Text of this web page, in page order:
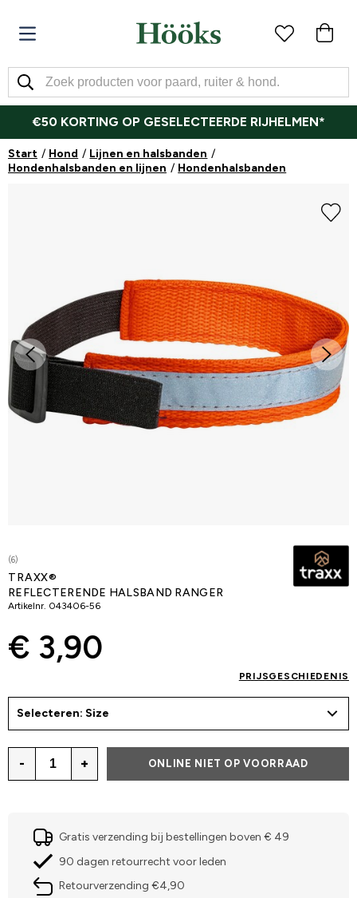
€50 KORTING OP GESELECTEERDE RIJHELMEN*
Start Hond
Lijnen en halsbanden
Hondenhalsbanden en lijnen
Hondenhalsbanden
(6)
TRAXX®
REFLECTERENDE HALSBAND RANGER
Artikelnr. 043406-56
€ 3,90
PRIJSGESCHIEDENIS
Selecteren: Size
- + ONLINE NIET OP VOORRAAD
Gratis verzending bij bestellingen boven € 49
90 dagen retourrecht voor leden
Retourverzending €4,90